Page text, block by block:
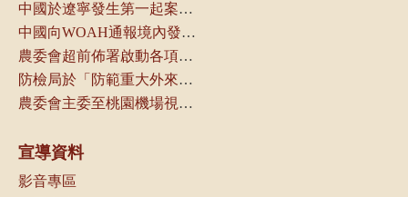
中國於遼寧發生第一起案例，本局立即通知動物防疫機關及產業團體
中國向WOAH通報境內發生非洲豬瘟
農委會超前佈署啟動各項防疫管控措施
防檢局於「防範重大外來豬病產業座談會議」中，請養豬產業及相關業者配合各項管制措施，以防堵本病傳入我國
農委會主委至桃園機場視察邊境管制作業
宣導資料
影音專區